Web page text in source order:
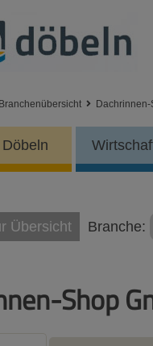
Branchenübersicht Dachrinnen-
Übersicht Branche:
Shop